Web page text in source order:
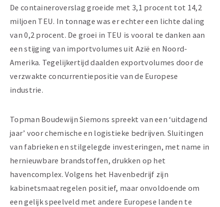
De containeroverslag groeide met 3,1 procent tot 14,2
miljoen TEU. In tonnage was er echter een lichte daling
van 0,2 procent. De groei in TEU is vooral te danken aan
een stijging van importvolumes uit Azië en Noord-
Amerika. Tegelijkertijd daalden exportvolumes door de
verzwakte concurrentiepositie van de Europese
industrie.
Topman Boudewijn Siemons spreekt van een ‘uitdagend
jaar’ voor chemische en logistieke bedrijven. Sluitingen
van fabrieken en stilgelegde investeringen, met name in
hernieuwbare brandstoffen, drukken op het
havencomplex. Volgens het Havenbedrijf zijn
kabinetsmaatregelen positief, maar onvoldoende om
een gelijk speelveld met andere Europese landen te